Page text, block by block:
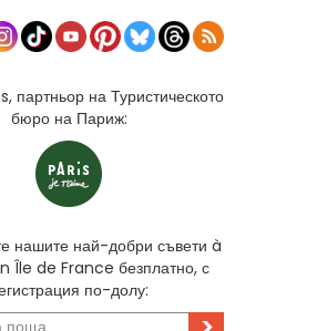
партньор на Туристическото
бюро на Париж:
нашите най-добри съвети à
Île de France безплатно, с
по-долу: